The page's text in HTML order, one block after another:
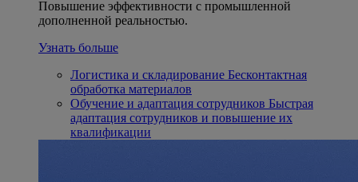
Повышение эффективности с промышленной
дополненной реальностью.
Узнать больше
Логистика и складирование Бесконтактная
обработка материалов
Обучение и адаптация сотрудников Быстрая
адаптация сотрудников и повышение их
квалификации